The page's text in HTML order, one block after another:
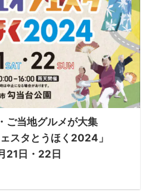
ご当地グルメが大集
スタとうほく2024」
21日・22日